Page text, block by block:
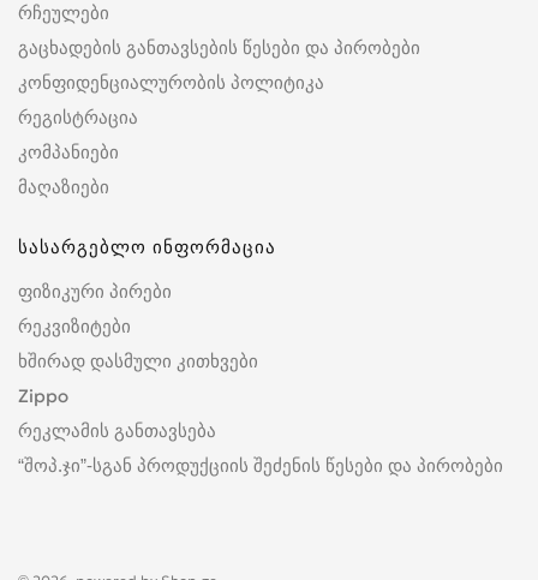
რჩეულები
გაცხადების განთავსების წესები და პირობები
კონფიდენციალურობის პოლიტიკა
რეგისტრაცია
კომპანიები
მაღაზიები
სასარგებლო ინფორმაცია
ფიზიკური პირები
რეკვიზიტები
ხშირად დასმული კითხვები
Zippo
რეკლამის განთავსება
“შოპ.ჯი”-სგან პროდუქციის შეძენის წესები და პირობები